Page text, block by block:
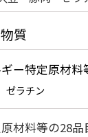
質
ー特定原材料
ゼラチン
材料等の28品